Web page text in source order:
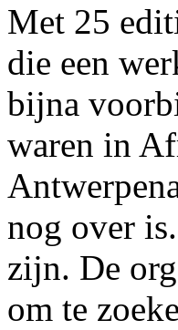
Met 25
die een
bijna
waren in
nog over
zijn. De
om te